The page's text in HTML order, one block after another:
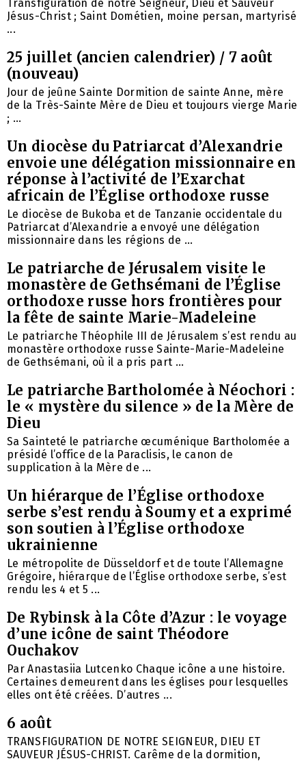
Transfiguration de notre Seigneur, Dieu et Sauveur
Jésus-Christ ; Saint Dométien, moine persan, martyrisé
...
25 juillet (ancien calendrier) / 7 août
(nouveau)
Jour de jeûne Sainte Dormition de sainte Anne, mère
de la Très-Sainte Mère de Dieu et toujours vierge Marie
; ...
Un diocèse du Patriarcat d’Alexandrie
envoie une délégation missionnaire en
réponse à l’activité de l’Exarchat
africain de l’Église orthodoxe russe
Le diocèse de Bukoba et de Tanzanie occidentale du
Patriarcat d’Alexandrie a envoyé une délégation
missionnaire dans les régions de ...
Le patriarche de Jérusalem visite le
monastère de Gethsémani de l’Église
orthodoxe russe hors frontières pour
la fête de sainte Marie-Madeleine
Le patriarche Théophile III de Jérusalem s’est rendu au
monastère orthodoxe russe Sainte-Marie-Madeleine
de Gethsémani, où il a pris part ...
Le patriarche Bartholomée à Néochori :
le « mystère du silence » de la Mère de
Dieu
Sa Sainteté le patriarche œcuménique Bartholomée a
présidé l’office de la Paraclisis, le canon de
supplication à la Mère de ...
Un hiérarque de l’Église orthodoxe
serbe s’est rendu à Soumy et a exprimé
son soutien à l’Église orthodoxe
ukrainienne
Le métropolite de Düsseldorf et de toute l’Allemagne
Grégoire, hiérarque de l’Église orthodoxe serbe, s’est
rendu les 4 et 5 ...
De Rybinsk à la Côte d’Azur : le voyage
d’une icône de saint Théodore
Ouchakov
Par Anastasiia Lutcenko Chaque icône a une histoire.
Certaines demeurent dans les églises pour lesquelles
elles ont été créées. D’autres ...
6 août
TRANSFIGURATION DE NOTRE SEIGNEUR, DIEU ET
SAUVEUR JÉSUS-CHRIST. Carême de la dormition,